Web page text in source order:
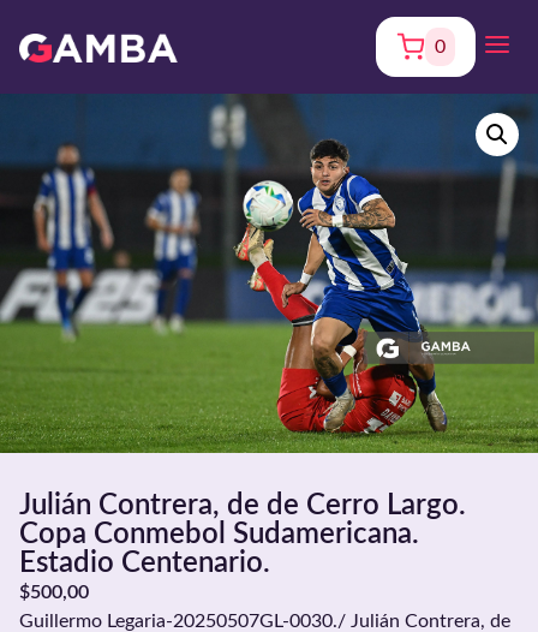
0
Julián Contrera, de de Cerro Largo.
Copa Conmebol Sudamericana.
Estadio Centenario.
$500,00
Guillermo Legaria-20250507GL-0030./ Julián Contrera, de